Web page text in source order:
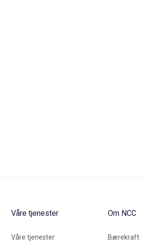
Våre tjenester
Våre tjenester
Om NCC
Bærekraft